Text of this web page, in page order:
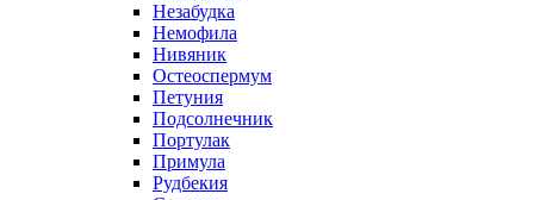
Незабудка
Немофила
Нивяник
Остеоспермум
Петуния
Подсолнечник
Портулак
Примула
Рудбекия